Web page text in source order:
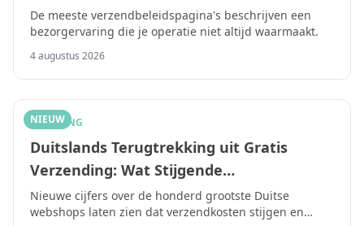
Wat Je Echt Levert
De meeste verzendbeleidspagina's beschrijven een
bezorgervaring die je operatie niet altijd waarmaakt.
4 augustus 2026
NIEUW
SHIPPING
Duitslands Terugtrekking uit Gratis
Verzending: Wat Stijgende
Vervoerderskosten Betekenen voor E-
Commerce Marges in 2026
Nieuwe cijfers over de honderd grootste Duitse
webshops laten zien dat verzendkosten stijgen en